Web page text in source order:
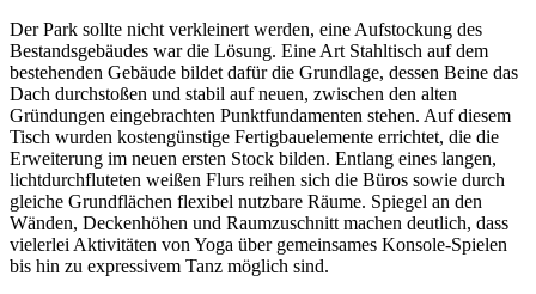
Der Park sollte nicht verkleinert werden, eine Aufstockung des
Bestandsgebäudes war die Lösung. Eine Art Stahltisch auf dem
bestehenden Gebäude bildet dafür die Grundlage, dessen Beine das
Dach durchstoßen und stabil auf neuen, zwischen den alten
Gründungen eingebrachten Punktfundamenten stehen. Auf diesem
Tisch wurden kostengünstige Fertigbauelemente errichtet, die die
Erweiterung im neuen ersten Stock bilden. Entlang eines langen,
lichtdurchfluteten weißen Flurs reihen sich die Büros sowie durch
gleiche Grundflächen flexibel nutzbare Räume. Spiegel an den
Wänden, Deckenhöhen und Raumzuschnitt machen deutlich, dass
vielerlei Aktivitäten von Yoga über gemeinsames Konsole-Spielen
bis hin zu expressivem Tanz möglich sind.